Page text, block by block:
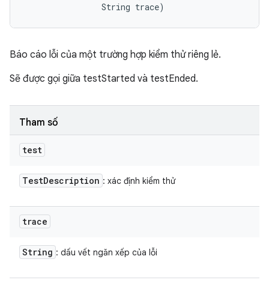
                String trace)
Báo cáo lỗi của một trường hợp kiểm thử riêng lẻ.
Sẽ được gọi giữa testStarted và testEnded.
Tham số
test
TestDescription : xác định kiểm thử
trace
String : dấu vết ngăn xếp của lỗi